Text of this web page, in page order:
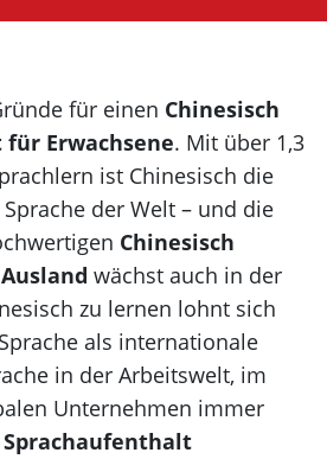
für einen Chinesisch
Erwachsene. Mit über 1,3
ist Chinesisch die
der Welt – und die
Chinesisch
wächst auch in der
zu lernen lohnt sich
als internationale
in der Arbeitswelt, im
Unternehmen immer
Sprachaufenthalt